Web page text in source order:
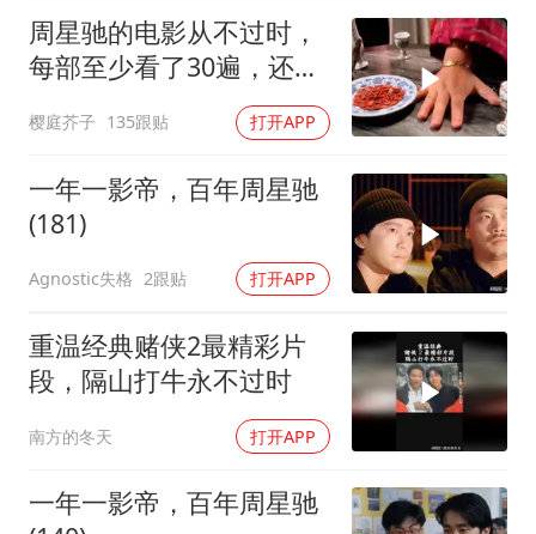
人民的健康、体质、幸福一脉相承
周星驰的电影从不过时，
每部至少看了30遍，还是
樱庭芥子 135跟贴 打开APP
一年一影帝，百年周星驰
(181)
Agnostic失格 2跟贴 打开APP
重温经典赌侠2最精彩片
段，隔山打牛永不过时
南方的冬天 打开APP
一年一影帝，百年周星驰